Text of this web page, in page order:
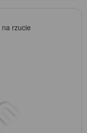
na rzucie